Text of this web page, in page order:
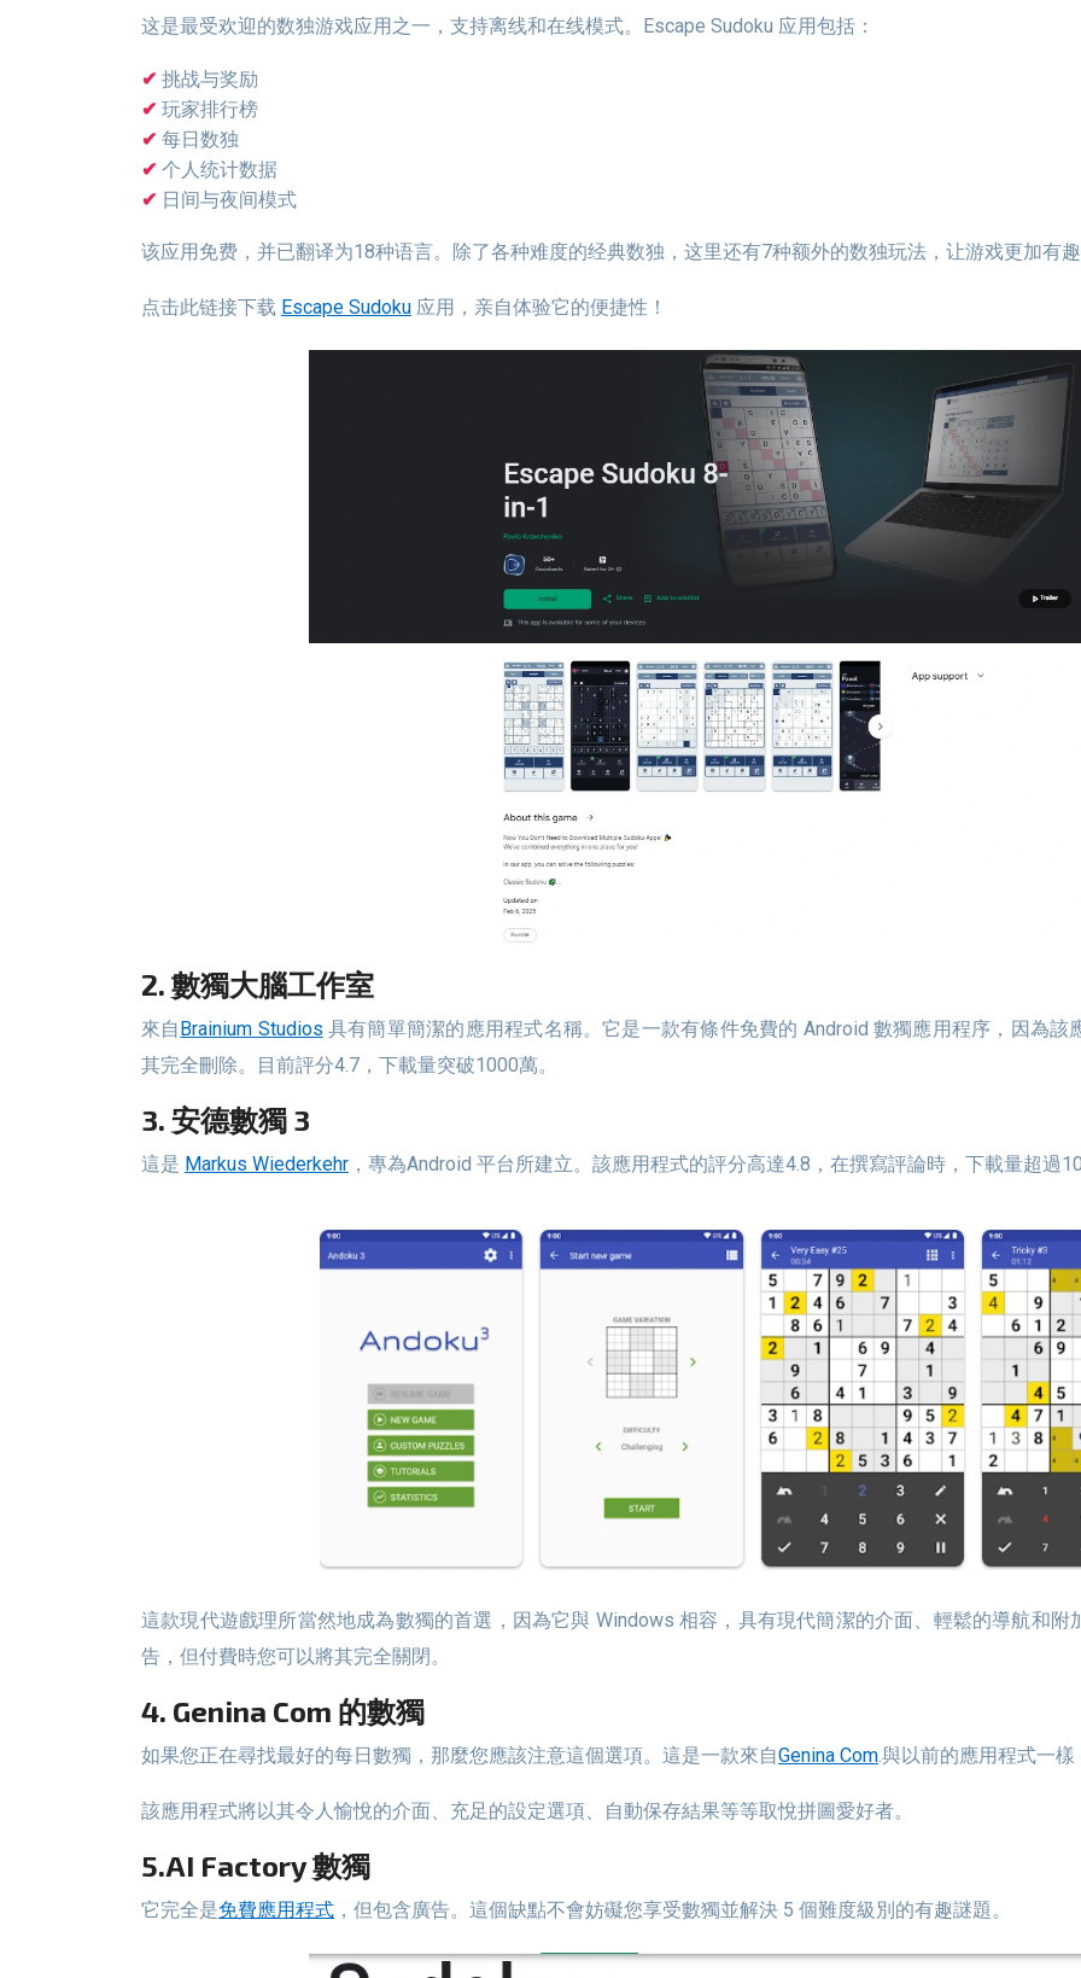
这是最受欢迎的数独游戏应用之一，支持离线和在线模式。Escape Sudoku 应用包括：
挑战与奖励
玩家排行榜
每日数独
个人统计数据
日间与夜间模式
该应用免费，并已翻译为18种语言。除了各种难度的经典数独，这里还有7种额外的数独玩法，让游戏更加有
点击此链接下载 Escape Sudoku 应用，亲自体验它的便捷性！
2. 數獨大腦工作室
來自Brainium Studios 具有簡單簡潔的應用程式名稱。它是一款有條件免費的 Android 數獨應用程序，因為
其完全刪除。目前評分4.7，下載量突破1000萬。
3. 安德數獨 3
這是 Markus Wiederkehr ，專為Android 平台所建立。該應用程式的評分高達4.8，在撰寫評論時，下載量超過
這款現代遊戲理所當然地成為數獨的首選，因為它與 Windows 相容，具有現代簡潔的介面、輕鬆的導航和附加有趣的功能。該應用程式是共享軟體，包含廣
告，但付費時您可以將其完全關閉。
4. Genina Com 的數獨
如果您正在尋找最好的每日數獨，那麼您應該注意這個選項。這是一款來自Genina Com.與以前的應用程式一
該應用程式將以其令人愉悅的介面、充足的設定選項、自動保存結果等等取悅拼圖愛好者。
5.AI Factory 數獨
它完全是免費應用程式 ，但包含廣告。這個缺點不會妨礙您享受數獨並解決 5 個難度級別的有趣謎題。